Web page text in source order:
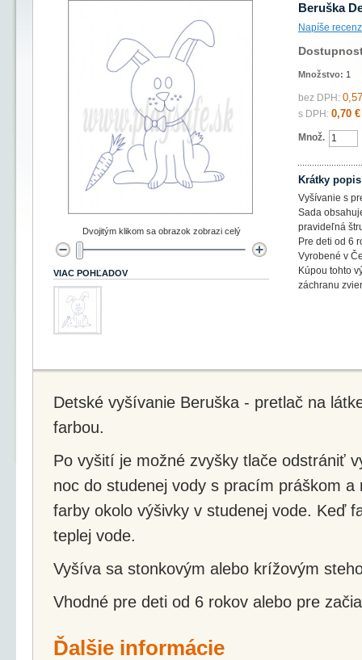
Beruška
Napíše
Množstvo: 1
bez DPH:
s DPH: 0,70 €
Množ.
Krátky popis
Vyšívanie s
Sada
pravideľná
Pre deti od 6
Vyrobené v
Kúpou tohto
záchranu
Dvojitým klikom sa obrazok zobrazi celý
VIAC POHĽADOV
Detské vyšívanie Beruška - pretlač na
farbou.
Po vyšití je možné zvyšky tlače odstrániť
noc do studenej vody s pracím práškom
farby okolo výšivky v studenej vode. Keď
teplej vode.
Vyšíva sa stonkovým alebo krížovým
Vhodné pre deti od 6 rokov alebo pre
Ďalšie informácie